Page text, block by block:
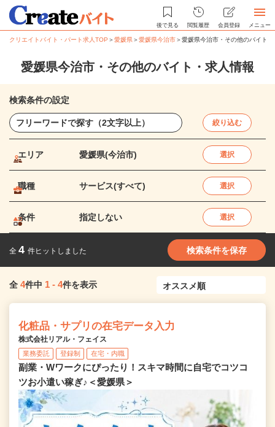
後で見る 閲覧履歴 会員登録 メニュー
クリエイトバイト・パート求人TOP ＞愛媛県＞愛媛県今治市＞愛媛県今治市・その他のバイト
愛媛県今治市・その他のバイト・求人情報
検索条件の設定
絞り込む
エリア 愛媛県(今治市) 選択
職種 サービス(すべて) 選択
条件 指定しない 選択
全 4 件ヒットしました 検索条件を保存
全 4件中 1 - 4件を表示
化粧品・サプリの在宅データ入力
株式会社リアル・フェイス
業務委託 登録制 在宅・内職
副業・Wワークにぴったり！スキマ時間に自宅でコツコ
ツお小遣い稼ぎ♪＜愛媛県＞